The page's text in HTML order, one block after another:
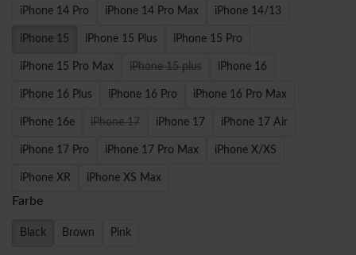
iPhone 14 Pro iPhone 14 Pro Max iPhone 14/13
iPhone 15 iPhone 15 Plus iPhone 15 Pro
iPhone 15 Pro Max iPhone 15 plus iPhone 16
iPhone 16 Plus iPhone 16 Pro iPhone 16 Pro Max
iPhone 16e iPhone 17 iPhone 17 iPhone 17 Air
iPhone 17 Pro iPhone 17 Pro Max iPhone X/XS
iPhone XR iPhone XS Max
Farbe
Black Brown Pink